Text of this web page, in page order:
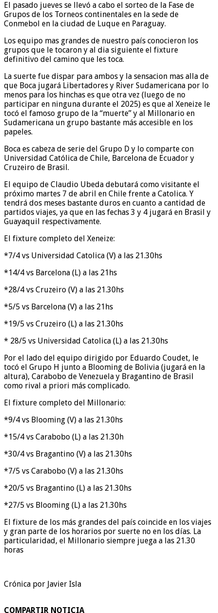
El pasado jueves se llevó a cabo el sorteo de la Fase de
Grupos de los Torneos continentales en la sede de
Conmebol en la ciudad de Luque en Paraguay.
Los equipo mas grandes de nuestro país conocieron los
grupos que le tocaron y al dia siguiente el fixture
definitivo del camino que les toca.
La suerte fue dispar para ambos y la sensacion mas alla de
que Boca jugará Libertadores y River Sudamericana por lo
menos para los hinchas es que otra vez (luego de no
participar en ninguna durante el 2025) es que al Xeneize le
tocó el famoso grupo de la “muerte” y al Millonario en
Sudamericana un grupo bastante más accesible en los
papeles.
Boca es cabeza de serie del Grupo D y lo comparte con
Universidad Católica de Chile, Barcelona de Ecuador y
Cruzeiro de Brasil.
El equipo de Claudio Ubeda debutará como visitante el
próximo martes 7 de abril en Chile frente a Catolica. Y
tendrá dos meses bastante duros en cuanto a cantidad de
partidos viajes, ya que en las fechas 3 y 4 jugará en Brasil y
Guayaquil respectivamente.
El fixture completo del Xeneize:
*7/4 vs Universidad Catolica (V) a las 21.30hs
*14/4 vs Barcelona (L) a las 21hs
*28/4 vs Cruzeiro (V) a las 21.30hs
*5/5 vs Barcelona (V) a las 21hs
*19/5 vs Cruzeiro (L) a las 21.30hs
* 28/5 vs Universidad Catolica (L) a las 21.30hs
Por el lado del equipo dirigido por Eduardo Coudet, le
tocó el Grupo H junto a Blooming de Bolivia (jugará en la
altura), Carabobo de Venezuela y Bragantino de Brasil
como rival a priori más complicado.
El fixture completo del Millonario:
*9/4 vs Blooming (V) a las 21.30hs
*15/4 vs Carabobo (L) a las 21.30h
*30/4 vs Bragantino (V) a las 21.30hs
*7/5 vs Carabobo (V) a las 21.30hs
*20/5 vs Bragantino (L) a las 21.30hs
*27/5 vs Blooming (L) a las 21.30hs
El fixture de los más grandes del país coincide en los viajes
y gran parte de los horarios por suerte no en los días. La
particularidad, el Millonario siempre juega a las 21.30
horas
Crónica por Javier Isla
COMPARTIR NOTICIA